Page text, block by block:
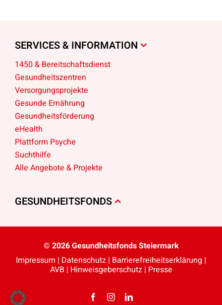
SERVICES & INFORMATION
1450 & Bereitschaftsdienst
Gesundheitszentren
Versorgungsprojekte
Gesunde Ernährung
Gesundheitsförderung
eHealth
Plattform Psyche
Suchthilfe
Alle Angebote & Projekte
GESUNDHEITSFONDS
© 2026 Gesundheitsfonds Steiermark
Impressum | Datenschutz | Barriere­freiheits­erklärung |
AVB | Hinweisgeberschutz| Presse
FacebookInstagramLinkedIn